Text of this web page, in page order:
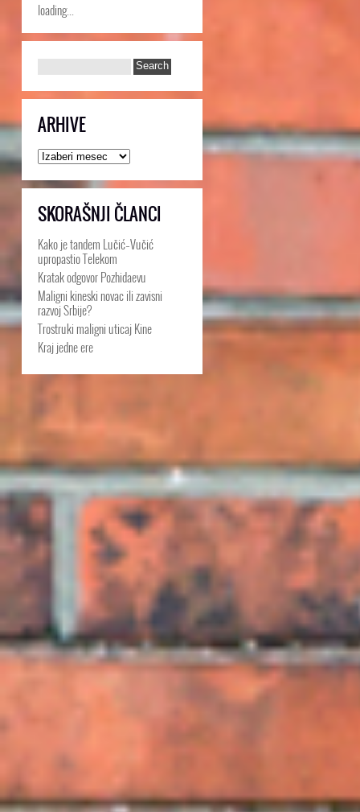
loading...
ARHIVE
Arhive
SKORAŠNJI ČLANCI
Kako je tandem Lučić–Vučić
upropastio Telekom
Kratak odgovor Pozhidaevu
Maligni kineski novac ili zavisni
razvoj Srbije?
Trostruki maligni uticaj Kine
Kraj jedne ere